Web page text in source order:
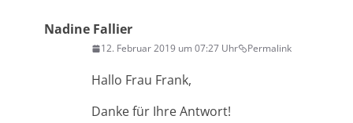
Nadine Fallier
12. Februar 2019 um 07:27 Uhr Permalink
Hallo Frau Frank,
Danke für Ihre Antwort!